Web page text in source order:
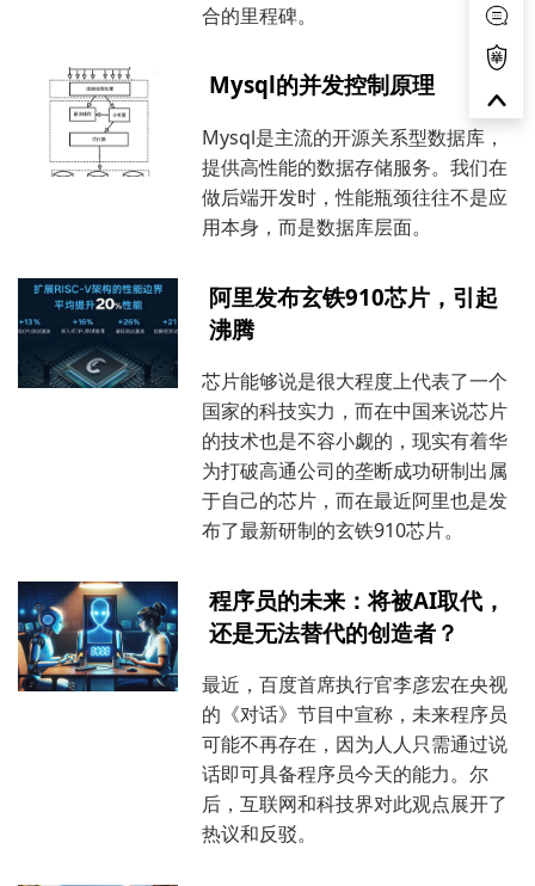
合的里程碑。
Mysql的并发控制原理
Mysql是主流的开源关系型数据库，
提供高性能的数据存储服务。我们在
做后端开发时，性能瓶颈往往不是应
用本身，而是数据库层面。
阿里发布玄铁910芯片，引起
沸腾
芯片能够说是很大程度上代表了一个
国家的科技实力，而在中国来说芯片
的技术也是不容小觑的，现实有着华
为打破高通公司的垄断成功研制出属
于自己的芯片，而在最近阿里也是发
布了最新研制的玄铁910芯片。
程序员的未来：将被AI取代，
还是无法替代的创造者？
最近，百度首席执行官李彦宏在央视
的《对话》节目中宣称，未来程序员
可能不再存在，因为人人只需通过说
话即可具备程序员今天的能力。尔
后，互联网和科技界对此观点展开了
热议和反驳。